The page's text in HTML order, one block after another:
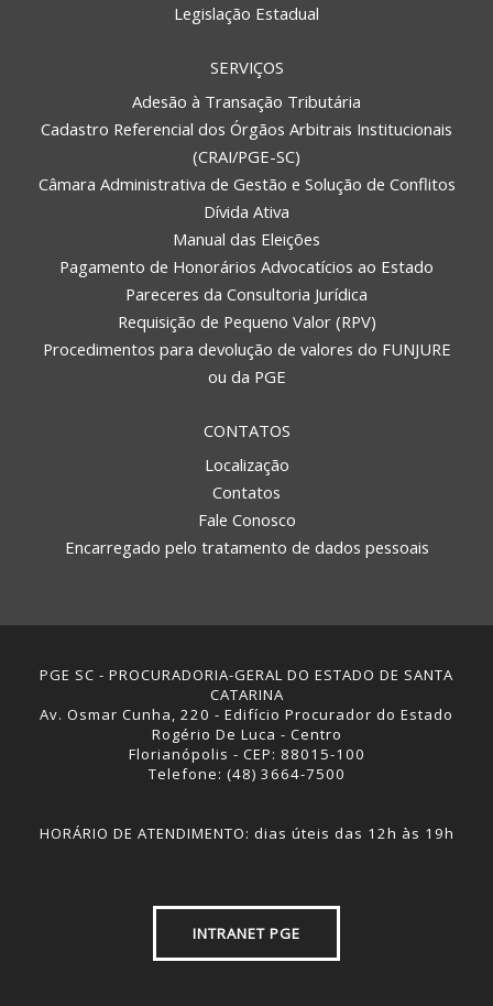
Legislação Estadual
SERVIÇOS
Adesão à Transação Tributária
Cadastro Referencial dos Órgãos Arbitrais Institucionais
(CRAI/PGE-SC)
Câmara Administrativa de Gestão e Solução de Conflitos
Dívida Ativa
Manual das Eleições
Pagamento de Honorários Advocatícios ao Estado
Pareceres da Consultoria Jurídica
Requisição de Pequeno Valor (RPV)
Procedimentos para devolução de valores do FUNJURE
ou da PGE
CONTATOS
Localização
Contatos
Fale Conosco
Encarregado pelo tratamento de dados pessoais
PGE SC - PROCURADORIA-GERAL DO ESTADO DE SANTA
CATARINA
Av. Osmar Cunha, 220 - Edifício Procurador do Estado
Rogério De Luca - Centro
Florianópolis - CEP: 88015-100
Telefone: (48) 3664-7500
HORÁRIO DE ATENDIMENTO: dias úteis das 12h às 19h
INTRANET PGE